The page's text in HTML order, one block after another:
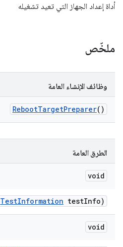
أداة إعداد الجهاز التي تعيد تشغيله
ملخّص
وظائف الإنشاء العامة
RebootTargetPreparer()
الطرق العامة
void
TestInformation testInfo)
void